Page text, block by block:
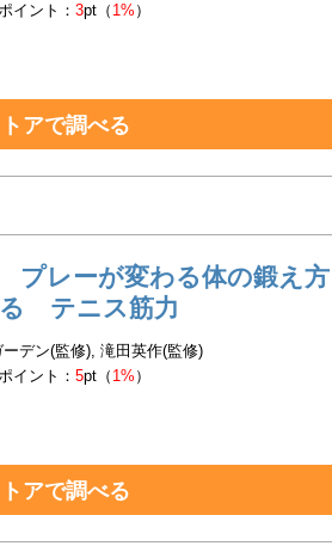
イント：3pt（ 1% ）
アで調べる
プレーが変わる体の鍛え
テニス筋力
デン(監修), 滝田英作(監修)
イント：5pt（ 1% ）
アで調べる